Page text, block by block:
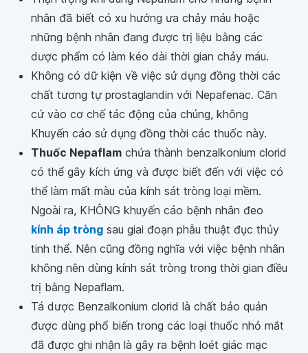
nhân đã biết có xu hướng ưa chảy máu hoặc
những bệnh nhân đang được trị liệu bằng các
dược phẩm có làm kéo dài thời gian chảy máu.
Không có dữ kiện về việc sử dụng đồng thời các
chất tương tự prostaglandin với Nepafenac. Căn
cứ vào cơ chế tác động của chúng, không
Khuyến cáo sử dụng đồng thời các thuốc này.
Thuốc Nepaflam chứa thành benzalkonium clorid
có thể gây kích ứng và được biết đến với việc có
thể làm mất màu của kính sát tròng loại mềm.
Ngoài ra, KHÔNG khuyến cáo bệnh nhân đeo
kính áp tròng sau giai đoạn phẫu thuật đục thủy
tinh thể. Nên cũng đồng nghĩa với việc bệnh nhân
không nên dùng kính sát tròng trong thời gian điều
trị bằng Nepaflam.
Tá dược Benzalkonium clorid là chất bảo quản
được dùng phổ biến trong các loại thuốc nhỏ mắt
đã được ghi nhận là gây ra bệnh loét giác mạc